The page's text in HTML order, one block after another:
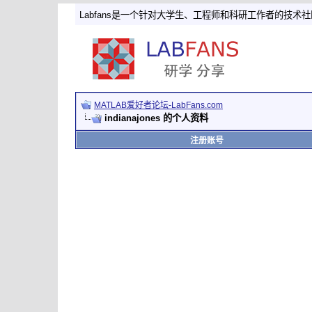
Labfans是一个针对大学生、工程师和科研工作者的技术社
MATLAB爱好者论坛-LabFans.com
indianajones 的个人资料
注册账号